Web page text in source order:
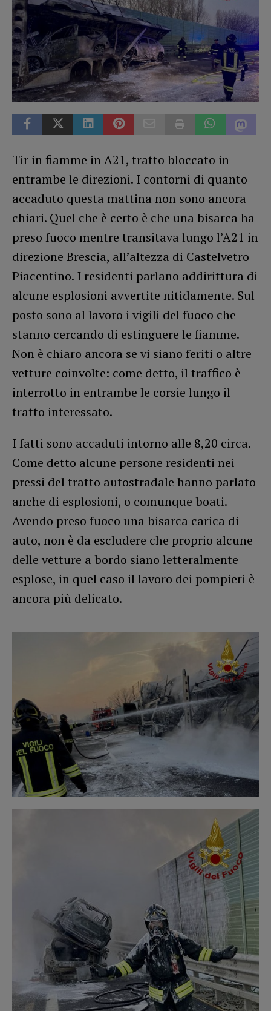
Tir in fiamme in A21, tratto bloccato in
entrambe le direzioni. I contorni di quanto
accaduto questa mattina non sono ancora
chiari. Quel che è certo è che una bisarca ha
preso fuoco mentre transitava lungo l’A21 in
direzione Brescia, all’altezza di Castelvetro
Piacentino. I residenti parlano addirittura di
alcune esplosioni avvertite nitidamente. Sul
posto sono al lavoro i vigili del fuoco che
stanno cercando di estinguere le fiamme.
Non è chiaro ancora se vi siano feriti o altre
vetture coinvolte: come detto, il traffico è
interrotto in entrambe le corsie lungo il
tratto interessato.
I fatti sono accaduti intorno alle 8,20 circa.
Come detto alcune persone residenti nei
pressi del tratto autostradale hanno parlato
anche di esplosioni, o comunque boati.
Avendo preso fuoco una bisarca carica di
auto, non è da escludere che proprio alcune
delle vetture a bordo siano letteralmente
esplose, in quel caso il lavoro dei pompieri è
ancora più delicato.